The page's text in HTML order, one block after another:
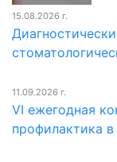
15.08.2026 г.
11.09.2026 г.
VI ежегодная
профилактика